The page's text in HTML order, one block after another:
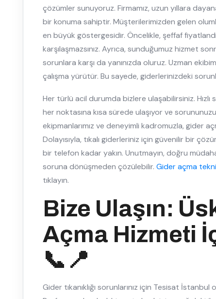
çözümler sunuyoruz. Firmamız, uzun yıllara
bir konuma sahiptir. Müşterilerimizden gelen
en büyük göstergesidir. Öncelikle, şeffaf
karşılaşmazsınız. Ayrıca, sunduğumuz hizmet
sorunlara karşı da yanınızda oluruz. Uzman
çalışma yürütür. Bu sayede, giderlerinizdeki
Her türlü acil durumda bizlere ulaşabilirsiniz. Hızlı
her noktasına kısa sürede ulaşıyor ve
ekipmanlarımız ve deneyimli kadromuzla, gider
Dolayısıyla, tıkalı giderleriniz için güvenilir bir
bir telefon kadar yakın. Unutmayın, doğru
soruna dönüşmeden çözülebilir. Gider açma
tıklayın.
Bize Ulaşın:
Açma Hizmeti
📞📍
Gider tıkanıklığı sorunlarınız için Tesisat İstanbul